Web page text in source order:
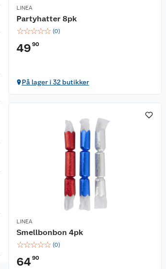
LINEA
Partyhatter 8pk
☆☆☆☆☆ (0)
49 90
På lager i 32 butikker
LINEA
Smellbonbon 4pk
☆☆☆☆☆ (0)
6490